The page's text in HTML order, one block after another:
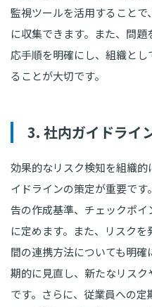
監視ツールを活用すること
に収集できます。また、問
応手順を明確にし、組織と
ることが大切です。
3. 社内ガイドライ
効果的なリスク検知を組織
イドラインの策定が重要で
告の作成基準、チェックポ
に定めます。また、リスク
間の連携方法についても明
期的に見直し、新たなリス
です。さらに、従業員への定